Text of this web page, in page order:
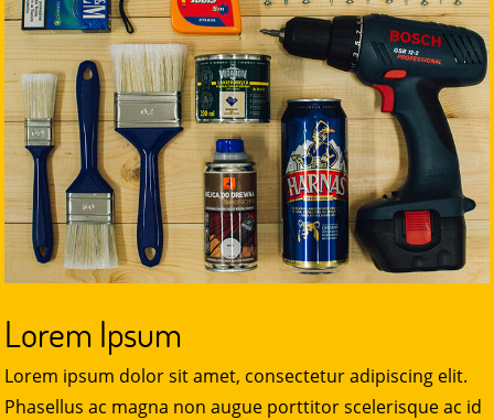
Lorem Ipsum
Lorem ipsum dolor sit amet, consectetur adipiscing elit.
Phasellus ac magna non augue porttitor scelerisque ac id